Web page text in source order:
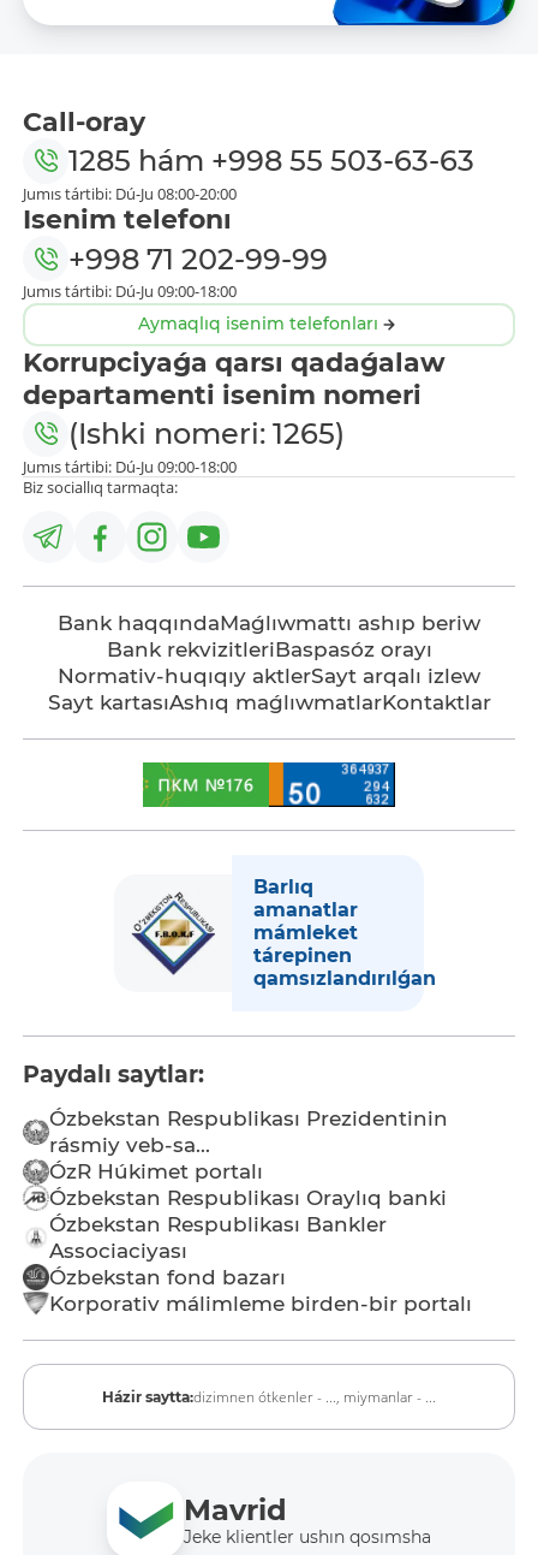
Call-oray
1285 hám +998 55 503-63-63
Jumıs tártibi: Dú-Ju 08:00-20:00
Isenim telefonı
+998 71 202-99-99
Jumıs tártibi: Dú-Ju 09:00-18:00
Aymaqlıq isenim telefonları
Korrupciyaǵa qarsı qadaǵalaw
departamenti isenim nomeri
(Ishki nomeri: 1265)
Jumıs tártibi: Dú-Ju 09:00-18:00
Biz sociallıq tarmaqta:
Bank haqqındaMaǵlıwmattı ashıp beriw
Bank rekvizitleriBaspasóz orayı
Normativ-huqıqıy aktlerSayt arqalı izlew
Sayt kartasıAshıq maǵlıwmatlarKontaktlar
Barlıq
amanatlar
mámleket
tárepinen
qamsızlandırılǵan
Paydalı saytlar:
Ózbekstan Respublikası Prezidentinin
rásmiy veb-sa...
ÓzR Húkimet portalı
Ózbekstan Respublikası Oraylıq banki
Ózbekstan Respublikası Bankler
Associaciyası
Ózbekstan fond bazarı
Korporativ málimleme birden-bir portalı
Házir saytta:dizimnen ótkenler - ..., miymanlar - ...
Mavrid
Jeke klientler ushın qosımsha